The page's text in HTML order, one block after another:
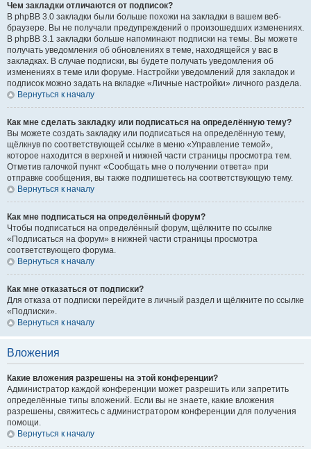
Чем закладки отличаются от подписок?
В phpBB 3.0 закладки были больше похожи на закладки в вашем веб-
браузере. Вы не получали предупреждений о произошедших изменениях.
В phpBB 3.1 закладки больше напоминают подписки на темы. Вы можете
получать уведомления об обновлениях в теме, находящейся у вас в
закладках. В случае подписки, вы будете получать уведомления об
изменениях в теме или форуме. Настройки уведомлений для закладок и
подписок можно задать на вкладке «Личные настройки» личного раздела.
Вернуться к началу
Как мне сделать закладку или подписаться на определённую тему?
Вы можете создать закладку или подписаться на определённую тему,
щёлкнув по соответствующей ссылке в меню «Управление темой»,
которое находится в верхней и нижней части страницы просмотра тем.
Отметив галочкой пункт «Сообщать мне о получении ответа» при
отправке сообщения, вы также подпишетесь на соответствующую тему.
Вернуться к началу
Как мне подписаться на определённый форум?
Чтобы подписаться на определённый форум, щёлкните по ссылке
«Подписаться на форум» в нижней части страницы просмотра
соответствующего форума.
Вернуться к началу
Как мне отказаться от подписки?
Для отказа от подписки перейдите в личный раздел и щёлкните по ссылке
«Подписки».
Вернуться к началу
Вложения
Какие вложения разрешены на этой конференции?
Администратор каждой конференции может разрешить или запретить
определённые типы вложений. Если вы не знаете, какие вложения
разрешены, свяжитесь с администратором конференции для получения
помощи.
Вернуться к началу